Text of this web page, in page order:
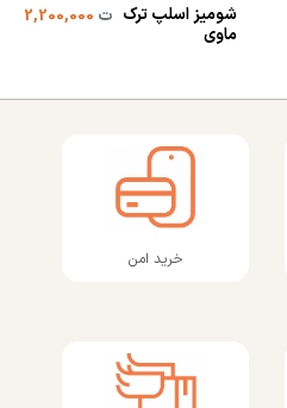
شومیز اسلپ ترک
ماوی
ت2,200,000
خرید امن